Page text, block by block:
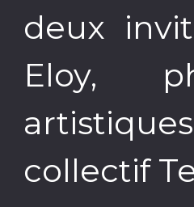
deux
Eloy,
collectif